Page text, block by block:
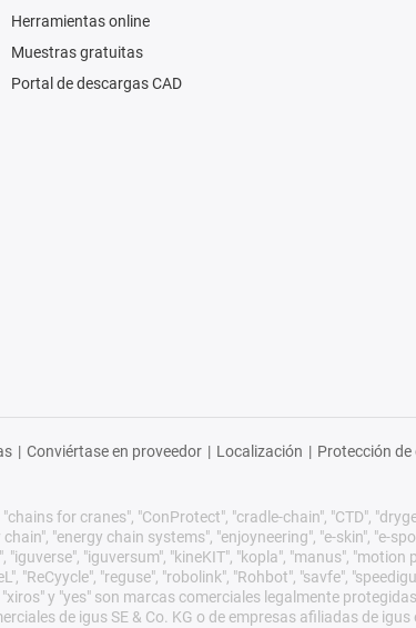
Herramientas online
Muestras gratuitas
Portal de descargas CAD
| Conviértase en proveedor | Localización | Protección
for cranes", "ConProtect", "cradle-chain", "CTD",
"energy chain systems", "enjoyneering", "e-skin", "e-
"iguverse", "iguversum", "kineKIT", "kopla", "manus",
"ReCyycle", "reguse", "robolink", "Rohbot", "savfe",
y "yes" son marcas comerciales legalmente
de igus SE & Co. KG o de empresas afiliadas de